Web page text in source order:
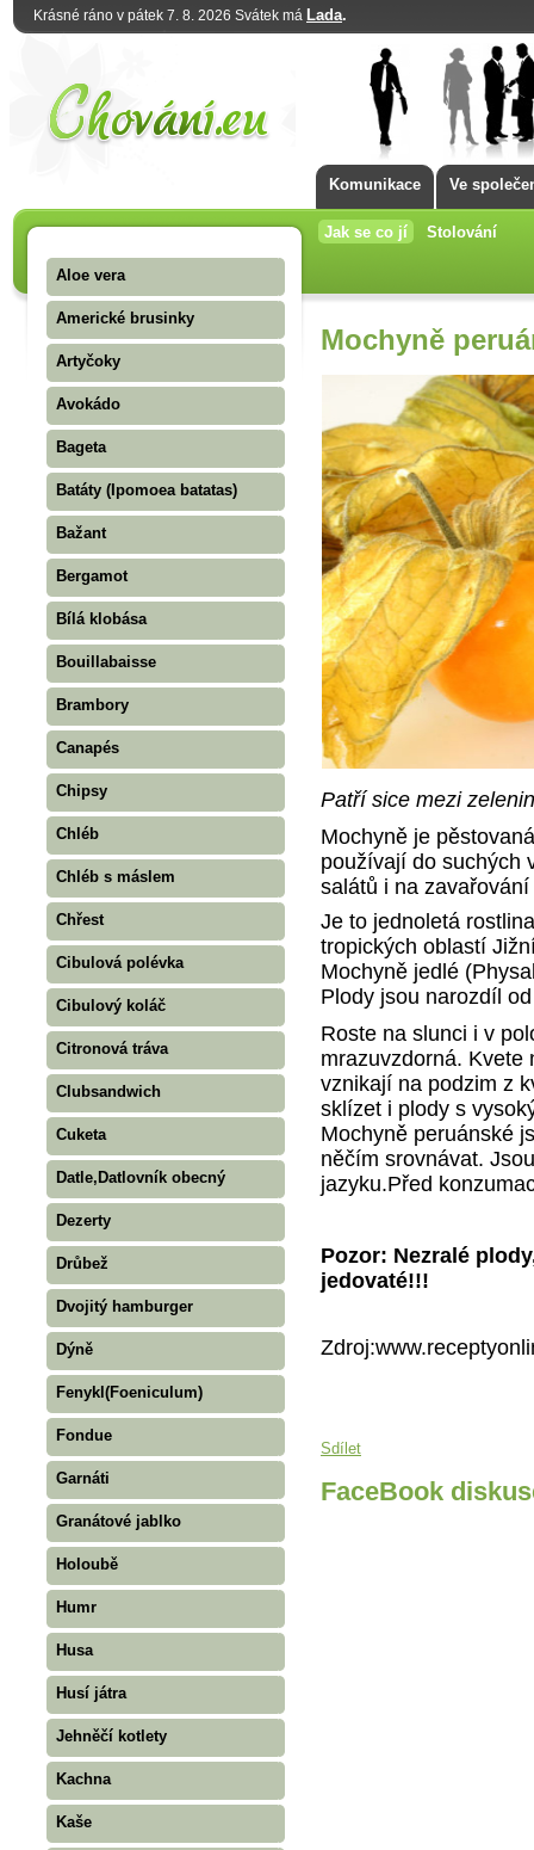
Krásné ráno v pátek 7. 8. 2026 Svátek má Lada.
Komunikace Ve
Jak se co jí Stolování
Aloe vera
Americké brusinky
Artyčoky
Avokádo
Bageta
Batáty (Ipomoea batatas)
Bažant
Bergamot
Bílá klobása
Bouillabaisse
Brambory
Canapés
Chipsy
Chléb
Chléb s máslem
Chřest
Cibulová polévka
Cibulový koláč
Citronová tráva
Clubsandwich
Cuketa
Datle,Datlovník obecný
Dezerty
Drůbež
Dvojitý hamburger
Dýně
Fenykl(Foeniculum)
Fondue
Garnáti
Granátové jablko
Holoubě
Humr
Husa
Husí játra
Jehněčí kotlety
Kachna
Kaše
Mochyně
Patří sice mezi
Mochyně je
používají do suchých
salátů i na
Je to jednoletá
tropických oblastí
Mochyně jedlé
Plody jsou narozdíl
Roste na slunci i v
mrazuvzdorná. Kvete
vznikají na podzim z
sklízet i plody s
Mochyně peruánské
něčím srovnávat.
jazyku.Před
Pozor: Nezralé
jedovaté!!!
Sdílet
FaceBook